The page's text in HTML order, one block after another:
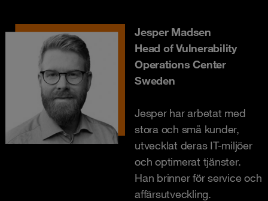
Jesper Madsen
Head of Vulnerability
Operations Center
Sweden
Jesper har arbetat med
stora och små kunder,
utvecklat deras IT-miljöer
och optimerat tjänster.
Han brinner för service och
affärsutveckling.